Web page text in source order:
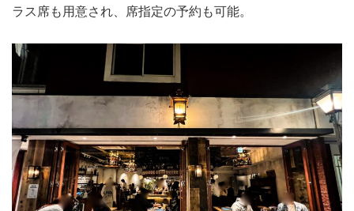
ラス席も用意され、席指定の予約も可能。